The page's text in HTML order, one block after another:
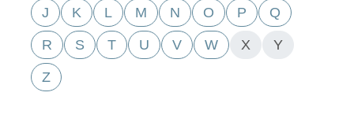
J K L M N O P Q
R S T U V W X Y
Z